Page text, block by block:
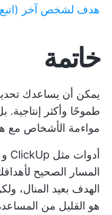
هدف لشخص آخر (اتبع
خاتمة
يمكن أن يساعدك
طموحًا وأكثر
مواءمة الأشخاص
المسار الصحيح
الهدف بعيد المنال،
هو القليل من